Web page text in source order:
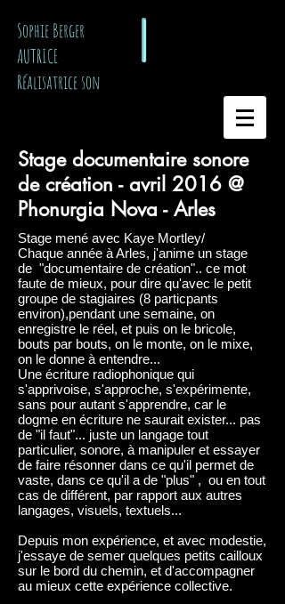
​ Sophie Berger
AUTRICE
Réalisatrice son
Stage documentaire sonore
de création - avril 2016 @
Phonurgia Nova - Arles
Stage mené avec Kaye Mortley/
Chaque année à Arles, j'anime un stage
de "documentaire de création".. ce mot
faute de mieux, pour dire qu'avec le petit
groupe de stagiaires (8 particpants
environ),pendant une semaine, on
enregistre le réel, et puis on le bricole,
bouts par bouts, on le monte, on le mixe,
on le donne à entendre...
Une écriture radiophonique qui
s'apprivoise, s'approche, s'expérimente,
sans pour autant s'apprendre, car le
dogme en écriture ne saurait exister... pas
de "il faut"... juste un langage tout
particulier, sonore, à manipuler et essayer
de faire résonner dans ce qu'il permet de
vaste, dans ce qu'il a de "plus" , ou en tout
cas de différent, par rapport aux autres
langages, visuels, textuels...
Depuis mon expérience, et avec modestie,
j'essaye de semer quelques petits cailloux
sur le bord du chemin, et d'accompagner
au mieux cette expérience collective.